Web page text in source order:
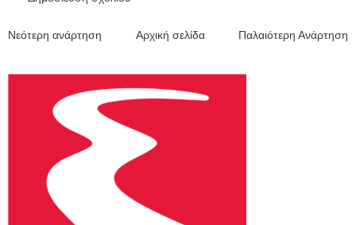
Νεότερη ανάρτηση Παλαιότερη Ανάρτηση
Αρχική σελίδα